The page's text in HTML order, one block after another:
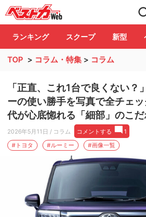
自動車情報誌「ベスト
ランキング スクープ 新型
TOP > コラム・特集 > コラム
「正直、これ1台で良くない？
ーの使い勝手を写真で全チェ
代が心底惚れる「細部」のこだ
2026年5月11日 / コラム コメントする
1
#トヨタ
#ルーミー #画像一覧